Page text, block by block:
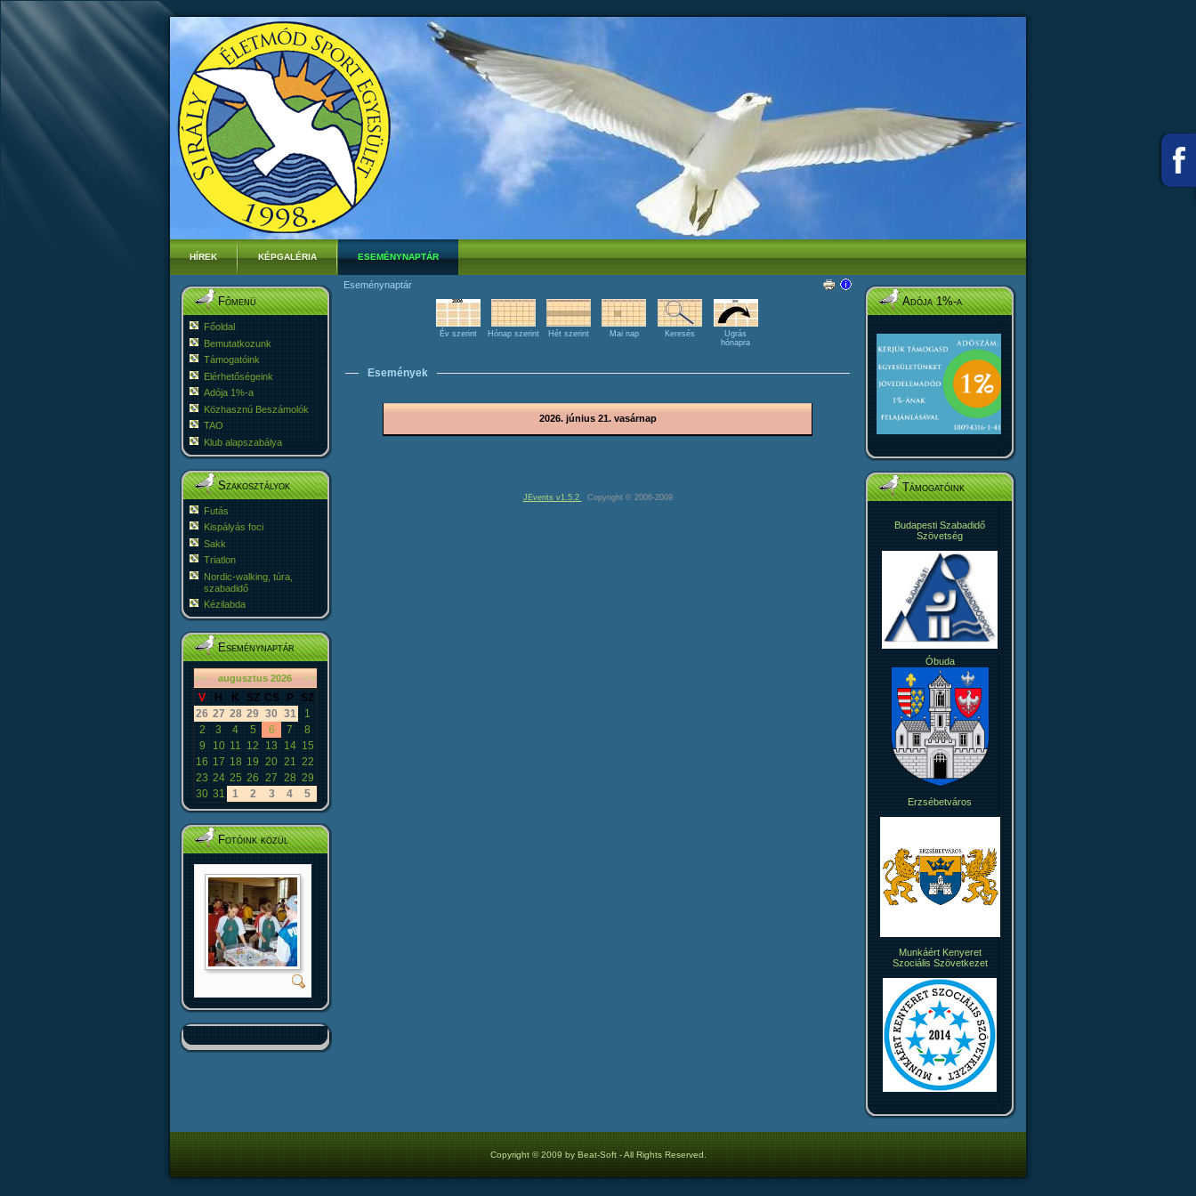
HÍREK KÉPGALÉRIA ESEMÉNYNAPTÁR
Főmenü
Főoldal
Bemutatkozunk
Támogatóink
Elérhetőségeink
Adója 1%-a
Közhasznú Beszámolók
TAO
Klub alapszabálya
Szakosztályok
Futás
Kispályás foci
Sakk
Triatlon
Nordic-walking, túra,
szabadidő
Kézilabda
Eseménynaptár
«< augusztus 2026 >»
V H K SZ CS P
SZ
26 27 28 29 30 31
1
2
3 4 5 6 7
8
9
10 11 12 13 14 15
16 17 18 19 20 21 22
23 24 25 26 27 28 29
30 31 1 2 3 4 5
Fotóink közül
Eseménynaptár
Év szerint Hónap szerint Hét szerint Mai nap Keresés
Ugrás
hónapra
Események
2026. június 21. vasárnap
JEvents v1.5.2 Copyright © 2006-2009
Adója 1%-a
Támogatóink
Budapesti Szabadidő
Szövetség
Óbuda
Erzsébetváros
Munkáért Kenyeret
Szociális Szövetkezet
Copyright © 2009 by Beat-Soft - All Rights Reserved.